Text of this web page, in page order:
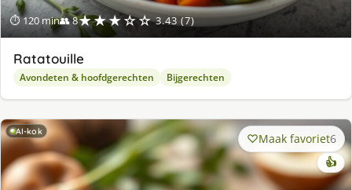
⏱ 120 min👥 8★★★☆☆ 3.43 (7)
Ratatouille
Avondeten & hoofdgerechten Bijgerechten
AI-kok Maak favoriet6
👍